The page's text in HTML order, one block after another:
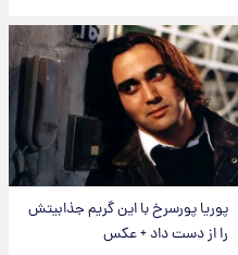
پوریا پورسرخ با این گریم جذابیتش
را از دست داد + عکس